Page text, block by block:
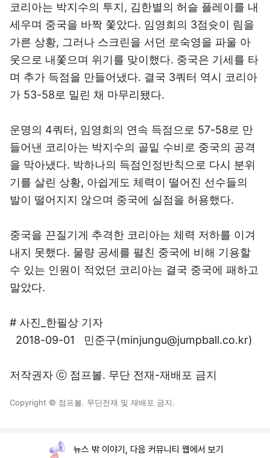
코리아는 박지수의 투지, 김한별의 허슬 플레이를 내
세우며 중국을 바짝 쫓았다. 임영희의 3점슛이 림을
가른 상황, 그러나 스크린을 서던 로숙영을 파울 아
웃으로 내쫓으며 위기를 맞이했다. 중국은 기세를 타
며 추가 득점을 만들어냈다. 결국 3쿼터 역시 코리아
가 53-58로 밀린 채 마무리됐다.
운명의 4쿼터, 임영희의 연속 득점으로 57-58로 만
들어낸 코리아는 박지수의 골밑 수비로 중국의 공격
을 막아냈다. 박하나의 득점인정반칙으로 다시 분위
기를 살린 상황, 아쉽게도 체력이 떨어진 선수들의
발이 떨어지지 않으며 중국에 실점을 허용했다.
중국을 끈질기게 추격한 코리아는 체력 저하를 이겨
내지 못했다. 물량 공세를 펼친 중국에 비해 기용할
수 있는 인원이 적었던 코리아는 결국 중국에 패하고
말았다.
# 사진_한필상 기자
2018-09-01 민준구(minjungu@jumpball.co.kr)
저작권자 ⓒ 점프볼. 무단 전재-재배포 금지
Copyright © 점프볼. 무단전재 및 재배포 금지.
뉴스 밖 이야기, 다음 커뮤니티 웹에서 보기